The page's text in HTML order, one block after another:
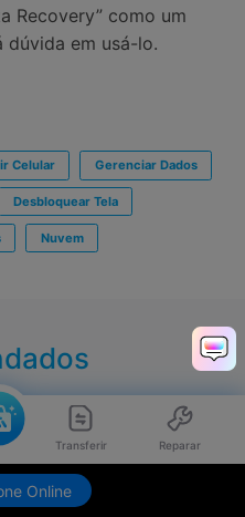
Transferir Reparar
Online
Recovery” como um
dúvida em usá-lo.
Celular Gerenciar Dados
Desbloquear Tela
Nuvem